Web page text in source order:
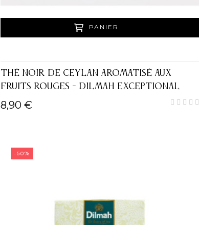
PANIER
THÉ NOIR DE CEYLAN AROMATISÉ AUX
FRUITS ROUGES - DILMAH EXCEPTIONAL
8,90 €
-50%